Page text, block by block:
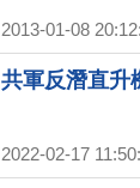
2013-01-08
共軍反潛直升
2022-02-17